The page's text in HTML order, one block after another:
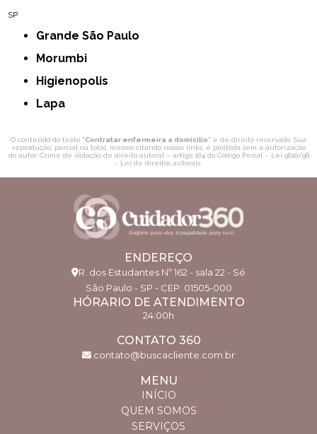
SP
Grande São Paulo
Morumbi
Higienopolis
Lapa
O conteúdo do texto "Contratar enfermeira a domicilio" é de direito reservado. Sua
reprodução, parcial ou total, mesmo citando nossos links, é proibida sem a autorização
do autor. Crime de violação de direito autoral – artigo 184 do Código Penal – Lei 9610/98
- Lei de direitos autorais
ENDEREÇO
R. dos Estudantes Nº 162 - sala 22 - Sé
São Paulo - SP - CEP: 01505-000
HÓRARIO DE ATENDIMENTO
24:00h
CONTATO 360
contato@buscacliente.com.br
MENU
INÍCIO
QUEM SOMOS
SERVIÇOS